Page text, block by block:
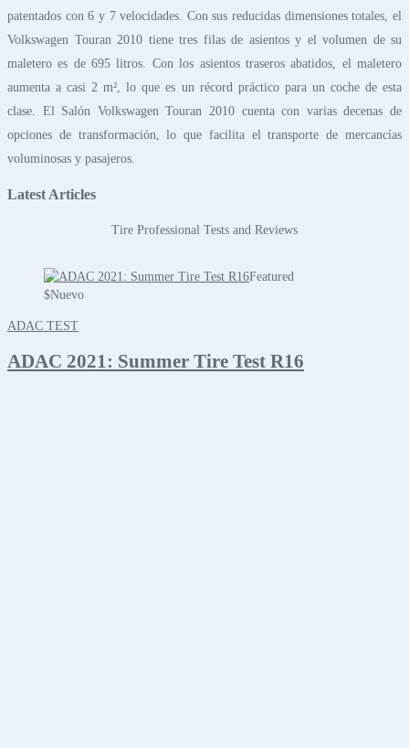
patentados con 6 y 7 velocidades. Con sus reducidas dimensiones totales, el
Volkswagen Touran 2010 tiene tres filas de asientos y el volumen de su
maletero es de 695 litros. Con los asientos traseros abatidos, el maletero
aumenta a casi 2 m², lo que es un récord práctico para un coche de esta
clase. El Salón Volkswagen Touran 2010 cuenta con varias decenas de
opciones de transformación, lo que facilita el transporte de mercancías
voluminosas y pasajeros.
Latest Articles
Tire Professional Tests and Reviews
Featured
$Nuevo
ADAC TEST
ADAC 2021: Summer Tire Test R16